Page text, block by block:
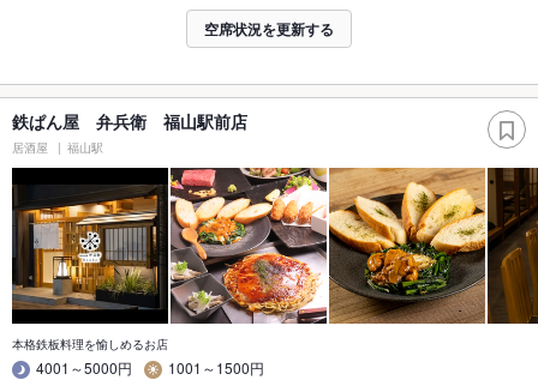
空席状況を更新する
鉄ぱん屋 弁兵衛 福山駅前店
居酒屋 福山駅
本格鉄板料理を愉しめるお店
4001～5000円
1001～1500円